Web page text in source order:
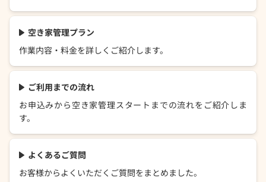
空き家管理プラン
作業内容・料金を詳しくご紹介します。
ご利用までの流れ
お申込みから空き家管理スタートまでの流れをご紹介しま
す。
よくあるご質問
お客様からよくいただくご質問をまとめました。